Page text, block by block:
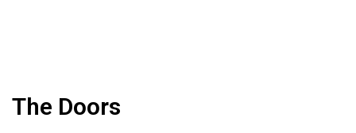
The Doors